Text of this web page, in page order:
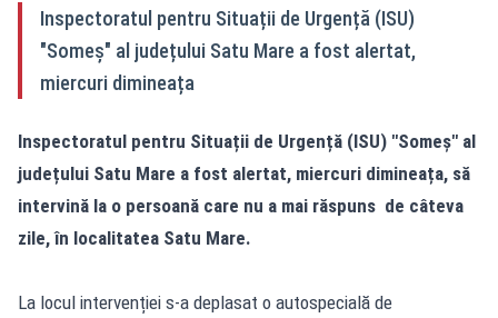
Inspectoratul pentru Situații de Urgență (ISU)
"Someș" al județului Satu Mare a fost alertat,
miercuri dimineața
Inspectoratul pentru Situații de Urgență (ISU) "Someș" al
județului Satu Mare a fost alertat, miercuri dimineața, să
intervină la o persoană care nu a mai răspuns de câteva
zile, în localitatea Satu Mare.
La locul intervenției s-a deplasat o autospecială de